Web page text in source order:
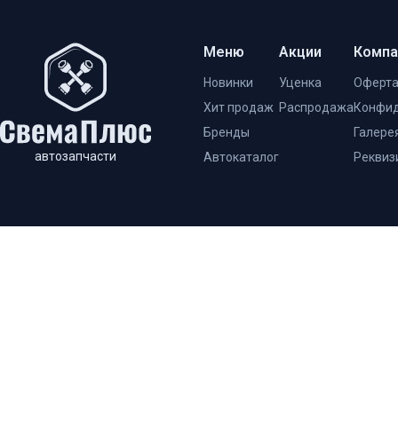
автозапчасти
Меню
Новинки
Хит продаж
Бренды
Автокаталог
Акции
Уценка
Распродажа
Оферта